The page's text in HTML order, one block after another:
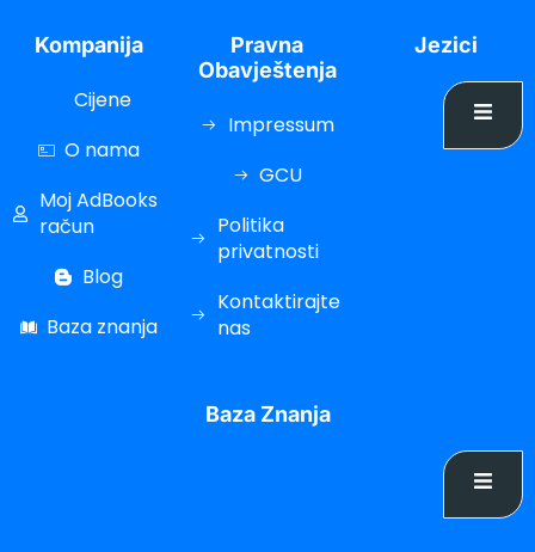
Panel
Panel
Panel
panel
sakarya
Kompanija
Cijene
O nama
Moj AdBooks
račun
Blog
Baza znanja
Pravna
Obavještenja
Impressum
GCU
Politika
privatnosti
Kontaktirajte
nas
Jezici
Baza Znanja